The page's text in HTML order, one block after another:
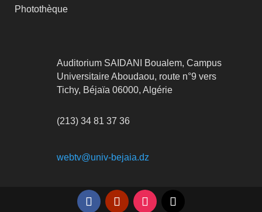
Photothèque
Auditorium SAIDANI Boualem, Campus
Universitaire Aboudaou, route n°9 vers
Tichy, Béjaïa 06000, Algérie
(213) 34 81 37 36
webtv@univ-bejaia.dz